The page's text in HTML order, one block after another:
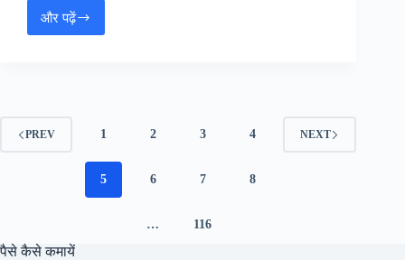
और पढ़ेंSSC
दिल्ली
कांस्टेबल
PREV 1 2 3 4
5 6 7 8
… 116
NEXT
पैसे कैसे कमायें